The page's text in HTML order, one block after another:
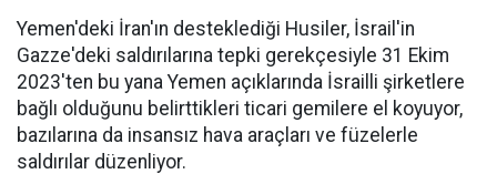
Yemen'deki İran'ın desteklediği Husiler, İsrail'in
Gazze'deki saldırılarına tepki gerekçesiyle 31 Ekim
2023'ten bu yana Yemen açıklarında İsrailli şirketlere
bağlı olduğunu belirttikleri ticari gemilere el koyuyor,
bazılarına da insansız hava araçları ve füzelerle
saldırılar düzenliyor.